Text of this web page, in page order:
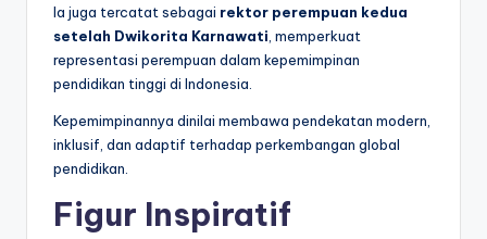
Ia juga tercatat sebagai rektor perempuan kedua
setelah Dwikorita Karnawati, memperkuat
representasi perempuan dalam kepemimpinan
pendidikan tinggi di Indonesia.
Kepemimpinannya dinilai membawa pendekatan modern,
inklusif, dan adaptif terhadap perkembangan global
pendidikan.
Figur Inspiratif